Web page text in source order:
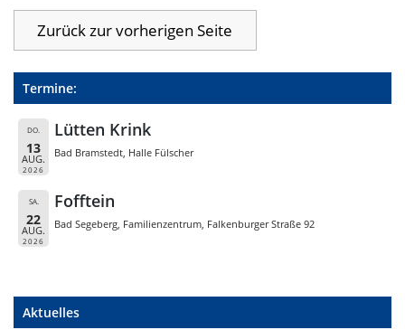
Termine:
DO.
13
AUG.
2026
Lütten Krink
Bad Bramstedt, Halle Fülscher
SA.
22
AUG.
2026
Fofftein
Bad Segeberg, Familienzentrum, Falkenburger Straße 92
Aktuelles